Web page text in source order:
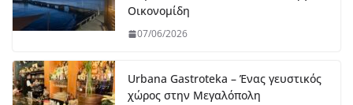
Οικονομίδη
07/06/2026
Urbana Gastroteka – Ένας γευστικός
χώρος στην Μεγαλόπολη